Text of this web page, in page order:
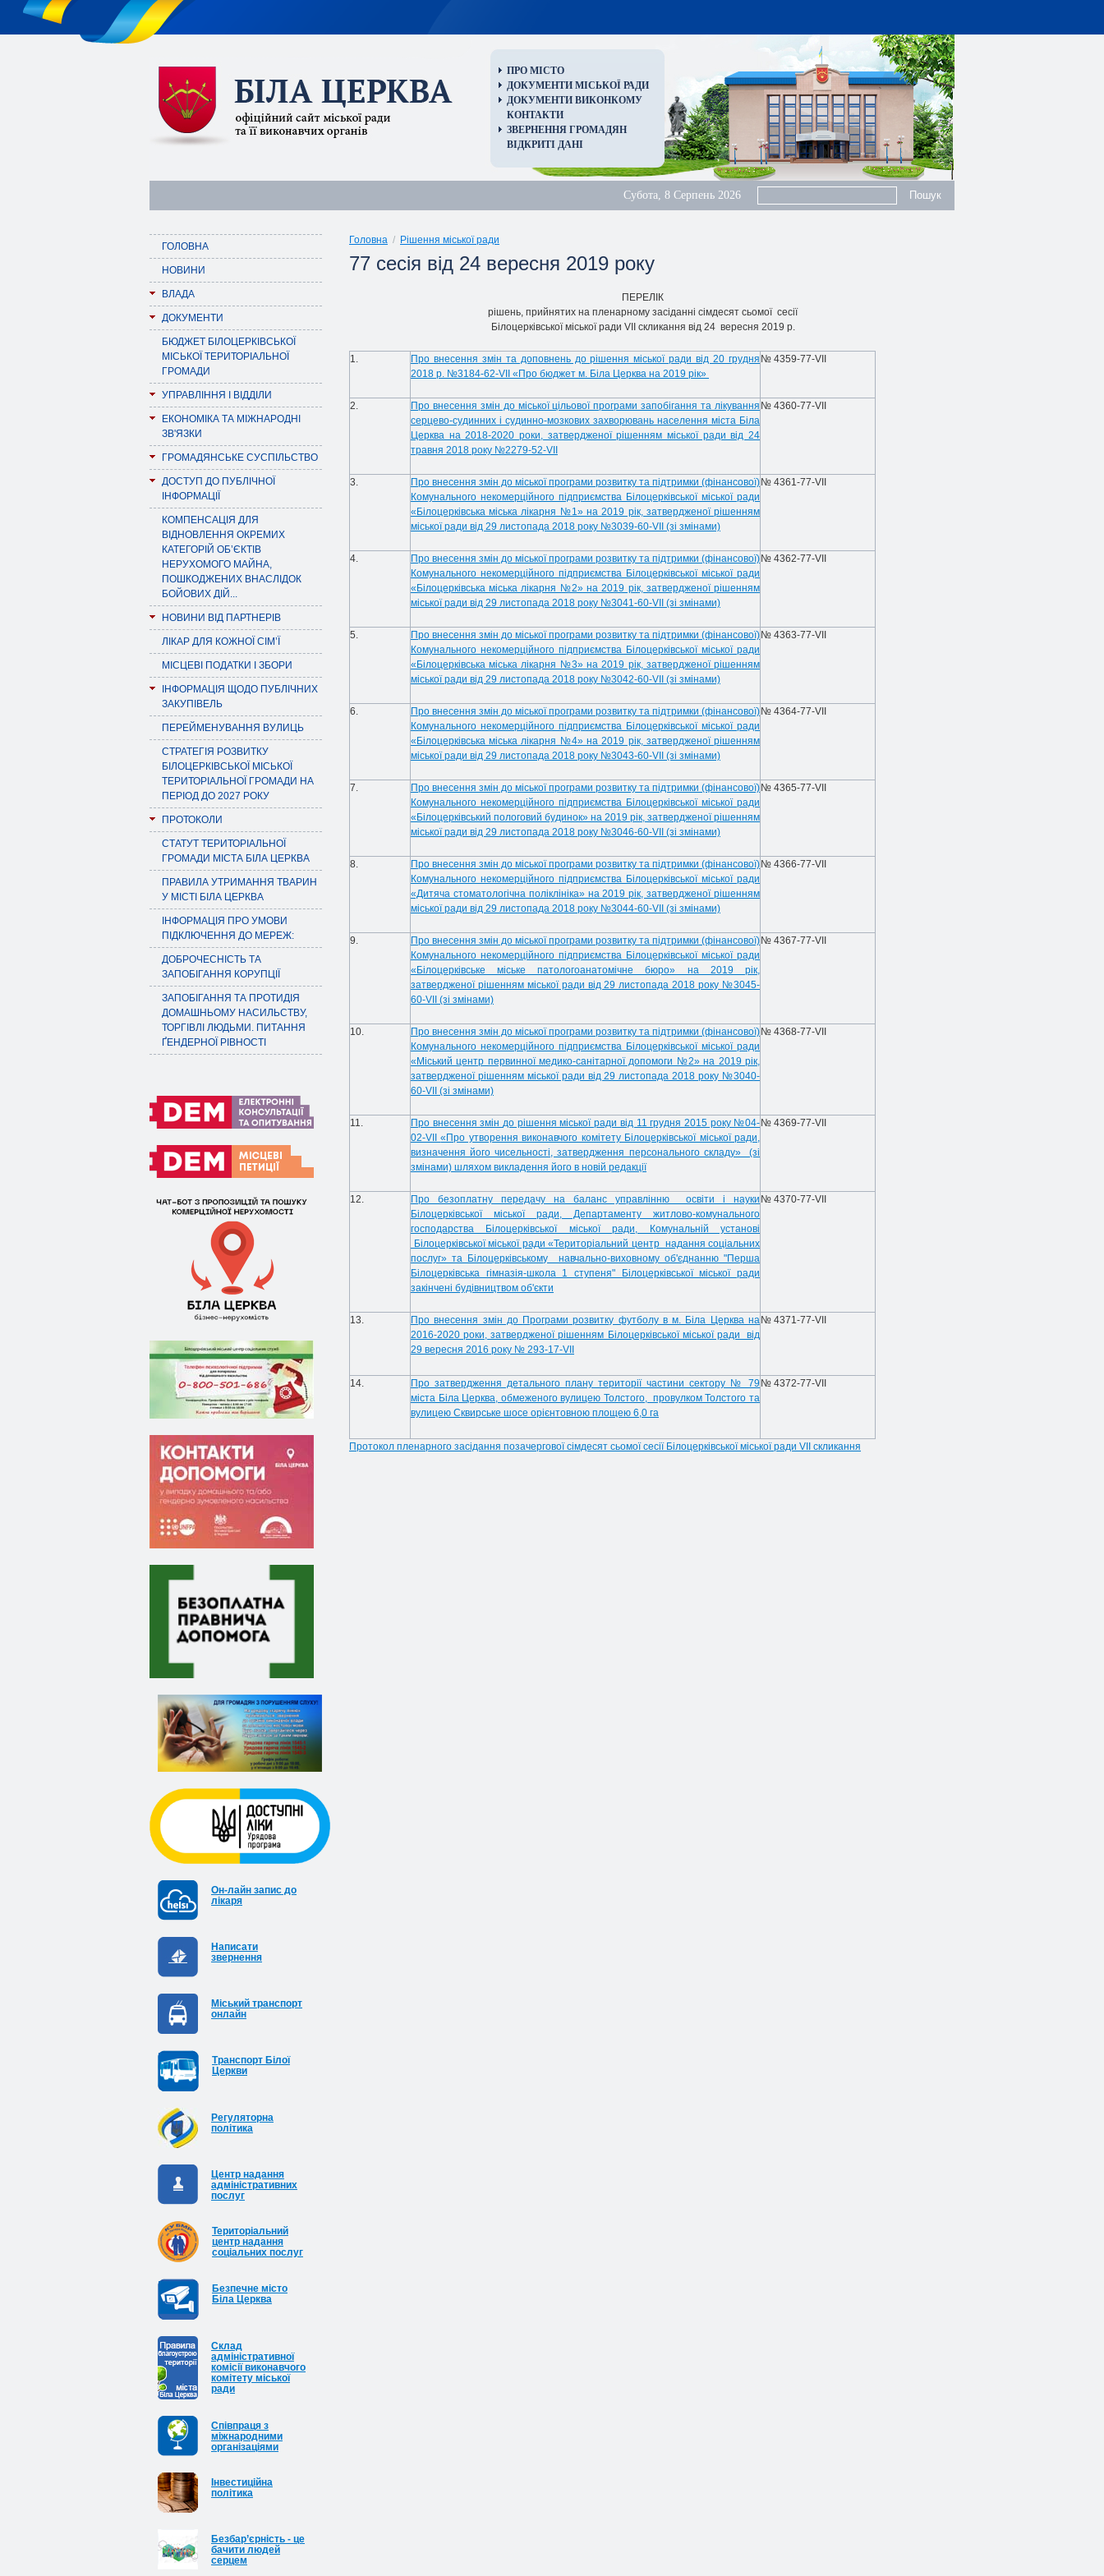
ПРО МІСТО
ДОКУМЕНТИ МІСЬКОЇ РАДИ
ДОКУМЕНТИ ВИКОНКОМУ
КОНТАКТИ
ЗВЕРНЕННЯ ГРОМАДЯН
ВІДКРИТІ ДАНІ
Субота, 8 Серпень 2026
ГОЛОВНА
НОВИНИ
ВЛАДА
ДОКУМЕНТИ
БЮДЖЕТ БІЛОЦЕРКІВСЬКОЇ
МІСЬКОЇ ТЕРИТОРІАЛЬНОЇ
ГРОМАДИ
УПРАВЛІННЯ І ВІДДІЛИ
ЕКОНОМІКА ТА МІЖНАРОДНІ
ЗВ'ЯЗКИ
ГРОМАДЯНСЬКЕ СУСПІЛЬСТВО
ДОСТУП ДО ПУБЛІЧНОЇ
ІНФОРМАЦІЇ
КОМПЕНСАЦІЯ ДЛЯ
ВІДНОВЛЕННЯ ОКРЕМИХ
КАТЕГОРІЙ ОБ’ЄКТІВ
НЕРУХОМОГО МАЙНА,
ПОШКОДЖЕНИХ ВНАСЛІДОК
БОЙОВИХ ДІЙ...
НОВИНИ ВІД ПАРТНЕРІВ
ЛІКАР ДЛЯ КОЖНОЇ СІМ’Ї
МІСЦЕВІ ПОДАТКИ І ЗБОРИ
ІНФОРМАЦІЯ ЩОДО ПУБЛІЧНИХ
ЗАКУПІВЕЛЬ
ПЕРЕЙМЕНУВАННЯ ВУЛИЦЬ
СТРАТЕГІЯ РОЗВИТКУ
БІЛОЦЕРКІВСЬКОЇ МІСЬКОЇ
ТЕРИТОРІАЛЬНОЇ ГРОМАДИ НА
ПЕРІОД ДО 2027 РОКУ
ПРОТОКОЛИ
СТАТУТ ТЕРИТОРІАЛЬНОЇ
ГРОМАДИ МІСТА БІЛА ЦЕРКВА
ПРАВИЛА УТРИМАННЯ ТВАРИН
У МІСТІ БІЛА ЦЕРКВА
ІНФОРМАЦІЯ ПРО УМОВИ
ПІДКЛЮЧЕННЯ ДО МЕРЕЖ:
ДОБРОЧЕСНІСТЬ ТА
ЗАПОБІГАННЯ КОРУПЦІЇ
ЗАПОБІГАННЯ ТА ПРОТИДІЯ
ДОМАШНЬОМУ НАСИЛЬСТВУ,
ТОРГІВЛІ ЛЮДЬМИ. ПИТАННЯ
ҐЕНДЕРНОЇ РІВНОСТІ
Он-лайн запис до
лікаря
Написати
звернення
Міський транспорт
онлайн
Транспорт Білої
Церкви
Регуляторна
політика
Центр надання
адміністративних
послуг
Територіальний
центр надання
соціальних послуг
Безпечне місто
Біла Церква
Cклад
адміністративної
комісії виконавчого
комітету міської
ради
Співпраця з
міжнародними
організаціями
Інвестиційна
політика
Безбар’єрність - це
бачити людей
серцем
Головна / Рішення міської ради
77 сесія від 24 вересня 2019 року
ПЕРЕЛІК
рішень, прийнятих на пленарному засіданні сімдесят сьомої сесії
Білоцерківської міської ради VII скликання від 24 вересня 2019 р.
1.
Про внесення змін та доповнень до рішення міської ради від 20 грудня
2018 р. №3184-62-VII «Про бюджет м. Біла Церква на 2019 рік»
№ 4359-77-VII
2. Про внесення змін до міської цільової програми запобігання та лікування
серцево-судинних і судинно-мозкових захворювань населення міста Біла
Церква на 2018-2020 роки, затвердженої рішенням міської ради від 24
травня 2018 року №2279-52-VII
№ 4360-77-VII
3.
Про внесення змін до міської програми розвитку та підтримки (фінансової)
Комунального некомерційного підприємства Білоцерківської міської ради
«Білоцерківська міська лікарня №1» на 2019 рік, затвердженої рішенням
міської ради від 29 листопада 2018 року №3039-60-VII (зі змінами)
№ 4361-77-VII
4.
Про внесення змін до міської програми розвитку та підтримки (фінансової)
Комунального некомерційного підприємства Білоцерківської міської ради
«Білоцерківська міська лікарня №2» на 2019 рік, затвердженої рішенням
міської ради від 29 листопада 2018 року №3041-60-VII (зі змінами)
№ 4362-77-VII
5.
Про внесення змін до міської програми розвитку та підтримки (фінансової)
Комунального некомерційного підприємства Білоцерківської міської ради
«Білоцерківська міська лікарня №3» на 2019 рік, затвердженої рішенням
міської ради від 29 листопада 2018 року №3042-60-VII (зі змінами)
№ 4363-77-VII
6.
Про внесення змін до міської програми розвитку та підтримки (фінансової)
Комунального некомерційного підприємства Білоцерківської міської ради
«Білоцерківська міська лікарня №4» на 2019 рік, затвердженої рішенням
міської ради від 29 листопада 2018 року №3043-60-VII (зі змінами)
№ 4364-77-VII
7.
Про внесення змін до міської програми розвитку та підтримки (фінансової)
Комунального некомерційного підприємства Білоцерківської міської ради
«Білоцерківський пологовий будинок» на 2019 рік, затвердженої рішенням
міської ради від 29 листопада 2018 року №3046-60-VII (зі змінами)
№ 4365-77-VII
8.
Про внесення змін до міської програми розвитку та підтримки (фінансової)
Комунального некомерційного підприємства Білоцерківської міської ради
«Дитяча стоматологічна поліклініка» на 2019 рік, затвердженої рішенням
міської ради від 29 листопада 2018 року №3044-60-VII (зі змінами)
№ 4366-77-VII
9.
Про внесення змін до міської програми розвитку та підтримки (фінансової)
Комунального некомерційного підприємства Білоцерківської міської ради
«Білоцерківське міське патологоанатомічне бюро» на 2019 рік,
затвердженої рішенням міської ради від 29 листопада 2018 року №3045-
60-VII (зі змінами)
№ 4367-77-VII
10.
Про внесення змін до міської програми розвитку та підтримки (фінансової)
Комунального некомерційного підприємства Білоцерківської міської ради
«Міський центр первинної медико-санітарної допомоги №2» на 2019 рік,
затвердженої рішенням міської ради від 29 листопада 2018 року №3040-
60-VII (зі змінами)
№ 4368-77-VII
11. Про внесення зміндо рішення міської ради від 11 грудня 2015 року №04-
02-VII
«Про утворення виконавчого комітету Білоцерківської міської ради,
визначення його чисельності, затвердження персонального складу» (зі
змінами) шляхом викладення його в новій редакції
№ 4369-77-VII
12.
Про безоплатну передачу на баланс управлінню освіти і науки
Білоцерківської міської ради, Департаменту житлово-комунального
господарства Білоцерківської міської ради, Комунальній установі
Білоцерківської міської ради «Територіальний центр надання соціальних
послуг» та Білоцерківському навчально-виховному об'єднанню "Перша
Білоцерківська гімназія-школа 1 ступеня" Білоцерківської міської ради
закінчені будівництвом об'єкти
№ 4370-77-VII
13. Про внесення змін до Програми розвитку футболу в м. Біла Церква на
2016-2020 роки, затвердженої рішенням Білоцерківської міської ради від
29 вересня 2016 року № 293-17-VII
№ 4371-77-VII
14.
Про затвердження детального плану території частини сектору № 79
міста Біла Церква, обмеженого вулицею Толстого, провулком Толстого та
вулицею Сквирське шосе орієнтовною площею 6,0 га
№ 4372-77-VII
Протокол пленарного засідання позачергової сімдесят сьомої сесії Білоцерківської міської ради VII скликання